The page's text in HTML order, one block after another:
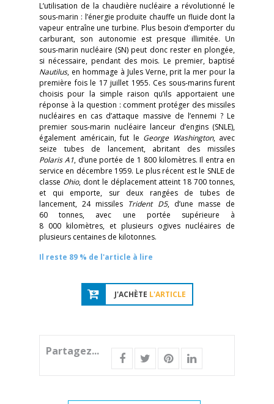
L’utilisation de la chaudière nucléaire a révolutionné le
sous-marin : l’énergie produite chauffe un fluide dont la
vapeur entraîne une turbine. Plus besoin d’emporter du
carburant, son autonomie est presque illimitée. Un
sous-marin nucléaire (SN) peut donc rester en plongée,
si nécessaire, pendant des mois. Le premier, baptisé
Nautilus, en hommage à Jules Verne, prit la mer pour la
première fois le 17 juillet 1955. Ces sous-marins furent
choisis pour la simple raison qu’ils apportaient une
réponse à la question : comment protéger des missiles
nucléaires en cas d’attaque massive de l’ennemi ? Le
premier sous-marin nucléaire lanceur d’engins (SNLE),
également américain, fut le George Washington, avec
seize tubes de lancement, abritant des missiles
Polaris A1, d’une portée de 1 800 kilomètres. Il entra en
service en décembre 1959. Le plus récent est le SNLE de
classe Ohio, dont le déplacement atteint 18 700 tonnes,
et qui emporte, sur deux rangées de tubes de
lancement, 24 missiles Trident D5, d’une masse de
60 tonnes, avec une portée supérieure à
8 000 kilomètres, et plusieurs ogives nucléaires de
plusieurs centaines de kilotonnes.
Il reste 89 % de l'article à lire
J'ACHÈTE L'ARTICLE
Partagez...